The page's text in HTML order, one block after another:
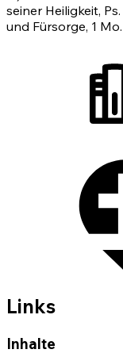
seiner Heiligkeit,
und Fürsorge, 1
Links
Inhalte